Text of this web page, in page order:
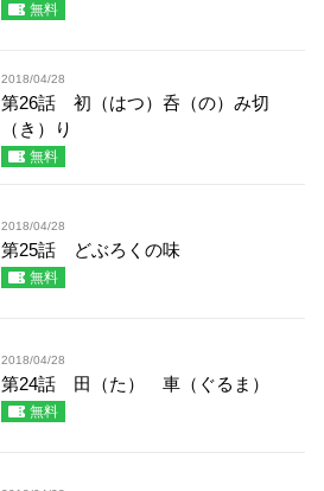
無料
2018/04/28
第26話 初（はつ）呑（の）み切
（き）り
無料
2018/04/28
第25話 どぶろくの味
無料
2018/04/28
第24話 田（た） 車（ぐるま）
無料